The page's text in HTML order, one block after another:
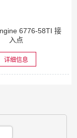
6776-58TI 接
入点
详细信息